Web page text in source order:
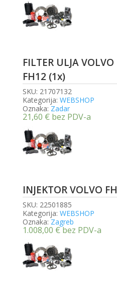
FILTER ULJA VOLVO
FH12 (1x)
SKU: 21707132
Kategorija: WEBSHOP
Oznaka: Zadar
21,60 € bez PDV-a
INJEKTOR VOLVO FH
SKU: 22501885
Kategorija: WEBSHOP
Oznaka: Zagreb
1.008,00 €bez PDV-a